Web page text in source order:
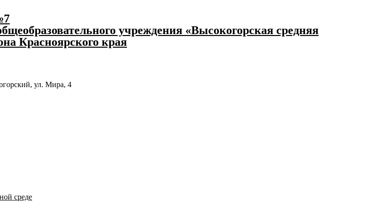
учреждения «Высокогорская средняя
Красноярского края
ул. Мира, 4
среде